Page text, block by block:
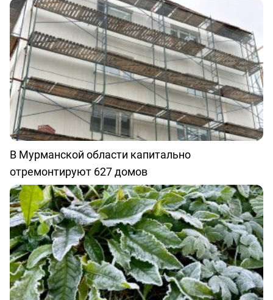
В Мурманской области капитально
отремонтируют 627 домов